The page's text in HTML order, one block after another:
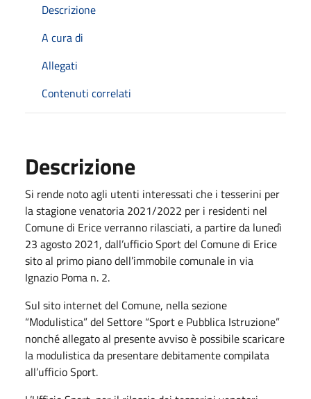
Descrizione
A cura di
Allegati
Contenuti correlati
Descrizione
Si rende noto agli utenti interessati che i tesserini per
la stagione venatoria 2021/2022 per i residenti nel
Comune di Erice verranno rilasciati, a partire da lunedì
23 agosto 2021, dall’ufficio Sport del Comune di Erice
sito al primo piano dell’immobile comunale in via
Ignazio Poma n. 2.
Sul sito internet del Comune, nella sezione
“Modulistica” del Settore “Sport e Pubblica Istruzione”
nonché allegato al presente avviso è possibile scaricare
la modulistica da presentare debitamente compilata
all’ufficio Sport.